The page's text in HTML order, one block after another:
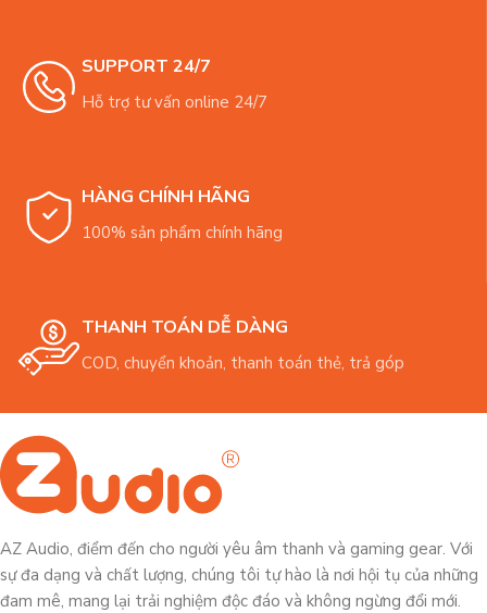
SUPPORT 24/7
Hỗ trợ tư vấn online 24/7
HÀNG CHÍNH HÃNG
100% sản phẩm chính hãng
THANH TOÁN DỄ DÀNG
COD, chuyển khoản, thanh toán thẻ, trả góp
AZ Audio, điểm đến cho người yêu âm thanh và gaming gear. Với
sự đa dạng và chất lượng, chúng tôi tự hào là nơi hội tụ của những
đam mê, mang lại trải nghiệm độc đáo và không ngừng đổi mới.